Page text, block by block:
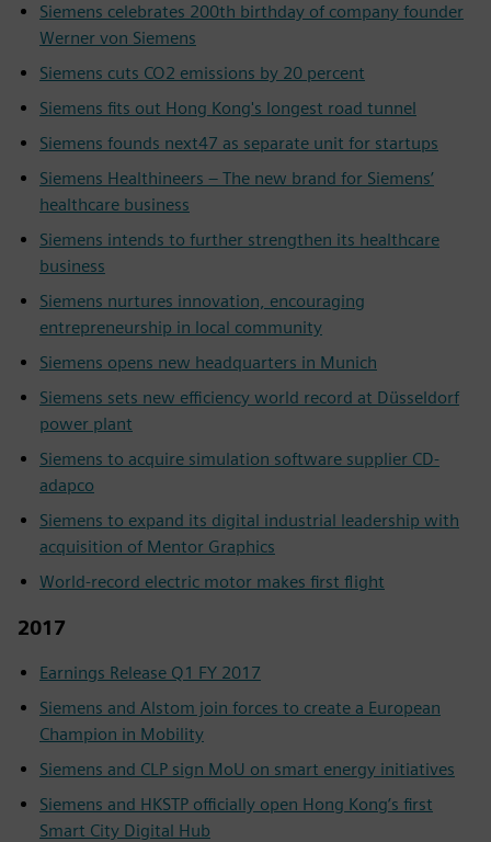
Siemens celebrates 200th birthday of company founder
Werner von Siemens
Siemens cuts CO2 emissions by 20 percent
Siemens fits out Hong Kong's longest road tunnel
Siemens founds next47 as separate unit for startups
Siemens Healthineers – The new brand for Siemens’
healthcare business
Siemens intends to further strengthen its healthcare
business
Siemens nurtures innovation, encouraging
entrepreneurship in local community
Siemens opens new headquarters in Munich
Siemens sets new efficiency world record at Düsseldorf
power plant
Siemens to acquire simulation software supplier CD-
adapco
Siemens to expand its digital industrial leadership with
acquisition of Mentor Graphics
World-record electric motor makes first flight
2017
Earnings Release Q1 FY 2017
Siemens and Alstom join forces to create a European
Champion in Mobility
Siemens and CLP sign MoU on smart energy initiatives
Siemens and HKSTP officially open Hong Kong’s first
Smart City Digital Hub